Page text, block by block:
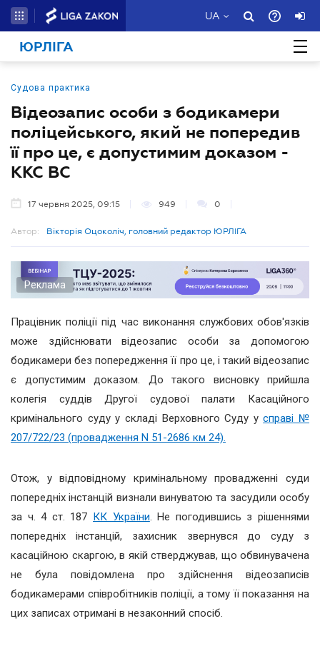
UA
ЮРЛІГА
Судова практика
Відеозапис особи з бодикамери
поліцейського, який не попередив
її про це, є допустимим доказом -
ККС ВС
17 червня 2025, 09:15 949 0
Автор: Вікторія Оцоколіч, головний редактор ЮРЛІГА
Реклама
Працівник поліції під час виконання службових обов'язків
може здійснювати відеозапис особи за допомогою
бодикамери без попередження її про це, і такий відеозапис
є допустимим доказом. До такого висновку прийшла
колегія суддів Другої судової палати Касаційного
кримінального суду у складі Верховного Суду усправі №
207/722/23 (провадження N 51-2686 км 24).
Отож, у відповідному кримінальному провадженні суди
попередніх інстанцій визнали винуватою та засудили особу
за ч. 4 ст. 187 КК України. Не погодившись з рішеннями
попередніх інстанцій, захисник звернувся до суду з
касаційною скаргою, в якій стверджував, що обвинувачена
не була повідомлена про здійснення відеозаписів
бодикамерами співробітників поліції, а тому її показання на
цих записах отримані в незаконний спосіб.